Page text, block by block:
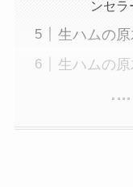
ンセラ
生ハムの
生ハムの原